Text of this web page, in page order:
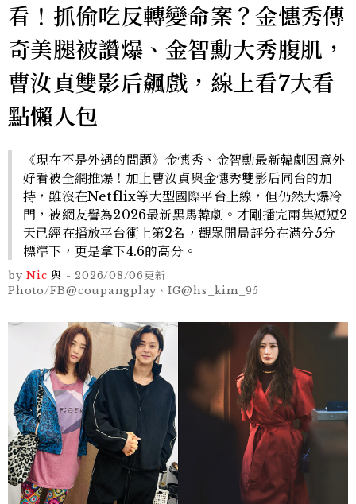
看！抓偷吃反轉變命案？金憓秀傳
奇美腿被讚爆、金智勳大秀腹肌，
曹汝貞雙影后飆戲，線上看7大看
點懶人包
《現在不是外遇的問題》金憓秀、金智勳最新韓劇因意外
好看被全網推爆！加上曹汝貞與金憓秀雙影后同台的加
持，雖沒在Netflix等大型國際平台上線，但仍然大爆冷
門，被網友譽為2026最新黑馬韓劇。才剛播完兩集短短2
天已經在播放平台衝上第2名，觀眾開局評分在滿分5分
標準下，更是拿下4.6的高分。
by Nic 與 -2026/08/06更新
Photo/FB@coupangplay、IG@hs_kim_95